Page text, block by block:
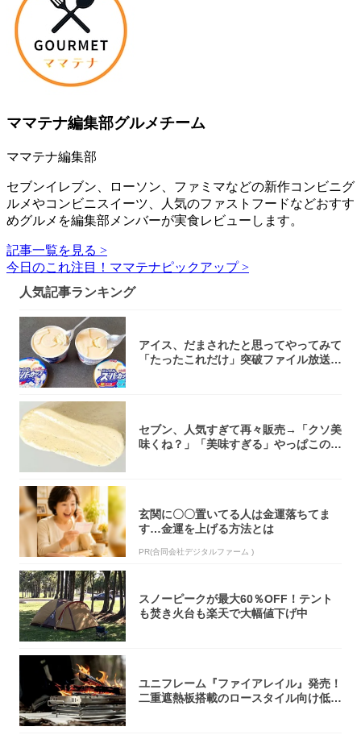
ママテナ編集部グルメチーム
ママテナ編集部
セブンイレブン、ローソン、ファミマなどの新作コンビニグ
ルメやコンビニスイーツ、人気のファストフードなどおすす
めグルメを編集部メンバーが実食レビューします。
記事一覧を見る >
今日のこれ注目！ママテナピックアップ >
人気記事ランキング
アイス、だまされたと思ってやってみて
「たったこれだけ」突破ファイル放送で
セブン、人気すぎて再々販売→「クソ美
味くね？」「美味すぎる」やっぱこのク
玄関に〇〇置いてる人は金運落ちてま
す…金運を上げる方法とは
PR(合同会社デジタルファーム )
スノーピークが最大60％OFF！テント
も焚き火台も楽天で大幅値下げ中
ユニフレーム『ファイアレイル』発売！
二重遮熱板搭載のロースタイル向け低型